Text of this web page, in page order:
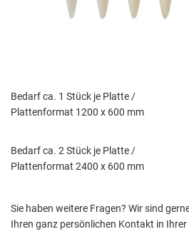
Bedarf ca. 1 Stück je Platte /
Plattenformat 1200 x 600 mm
Bedarf ca. 2 Stück je Platte /
Plattenformat 2400 x 600 mm
Sie haben weitere Fragen? Wir sind
Ihren ganz persönlichen Kontakt in Ihrer